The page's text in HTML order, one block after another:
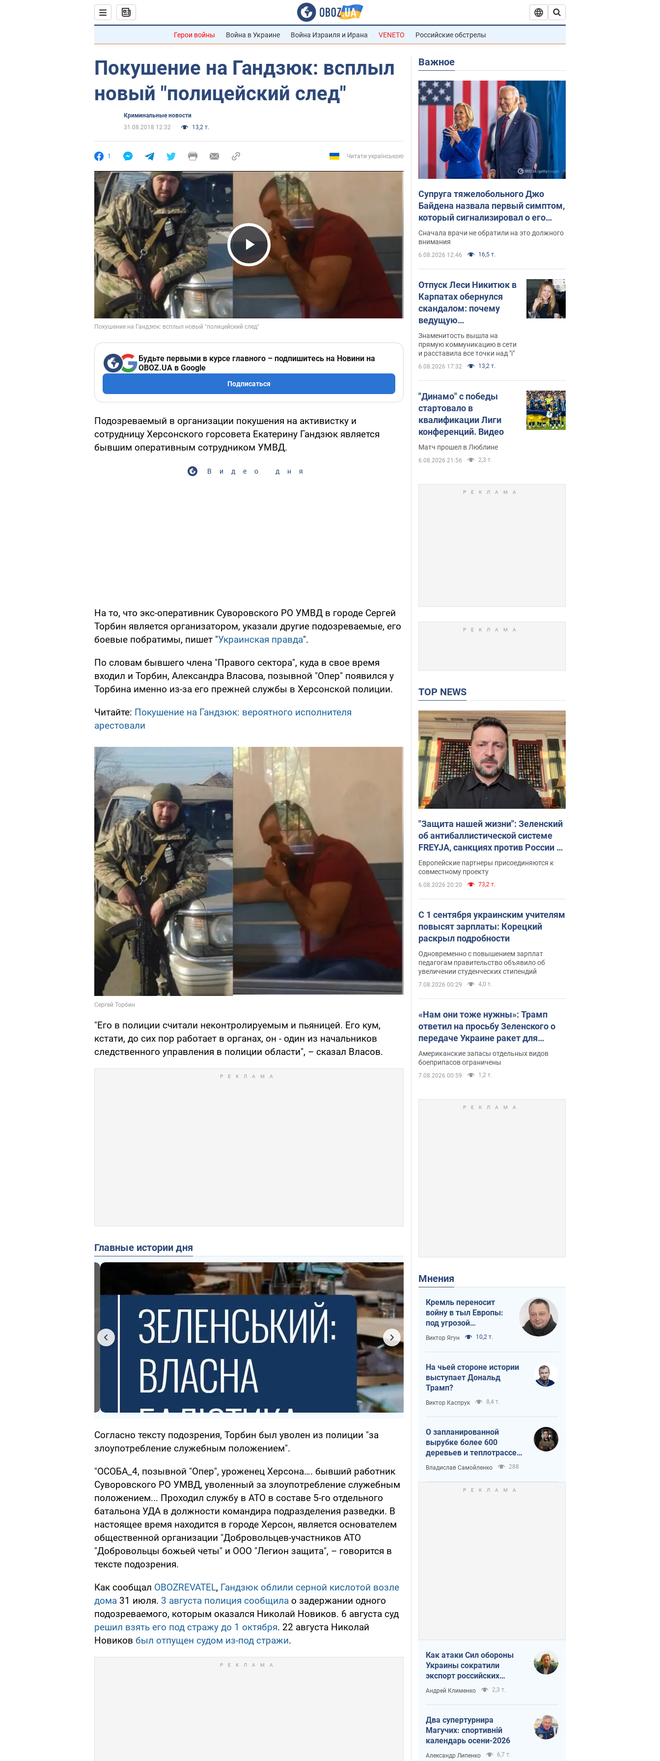
Герои войны Война в Украине Война Израиля и Ирана VENETO Российские обстрелы
Покушение на Гандзюк: всплыл
новый "полицейский след"
Криминальные новости
31.08.2018 12:32
13,2 т.
1 Читати українською
Play Video
Будьте первыми в курсе главного – подпишитесь на Новини на
OBOZ.UA в Google
Подписаться
Подозреваемый в организации покушения на активистку и
сотрудницу Херсонского горсовета Екатерину Гандзюк является
бывшим оперативным сотрудником УМВД.
Видео дня
На то, что экс-оперативник Суворовского РО УМВД в городе Сергей
Торбин является организатором, указали другие подозреваемые, его
боевые побратимы, пишет "Украинская правда".
По словам бывшего члена "Правого сектора", куда в свое время
входил и Торбин, Александра Власова, позывной "Опер" появился у
Торбина именно из-за его прежней службы в Херсонской полиции.
Читайте: Покушение на Гандзюк: вероятного исполнителя
арестовали
"Его в полиции считали неконтролируемым и пьяницей. Его кум,
кстати, до сих пор работает в органах, он - один из начальников
следственного управления в полиции области", – сказал Власов.
Главные истории дня
Согласно тексту подозрения, Торбин был уволен из полиции "за
злоупотребление служебным положением".
"ОСОБА_4, позывной "Опер", уроженец Херсона…. бывший работник
Суворовского РО УМВД, уволенный за злоупотребление служебным
положением... Проходил службу в АТО в составе 5-го отдельного
батальона УДА в должности командира подразделения разведки. В
настоящее время находится в городе Херсон, является основателем
общественной организации "Добровольцев-участников АТО
"Добровольцы божьей четы" и ООО "Легион защита", – говорится в
тексте подозрения.
Как сообщал OBOZREVATEL, Гандзюк облили серной кислотой возле
дома 31 июля. 3 августа полиция сообщила о задержании одного
подозреваемого, которым оказался Николай Новиков. 6 августа суд
решил взять его под стражу до 1 октября. 22 августа Николай
Новиков был отпущен судом из-под стражи.
Важное
Супруга тяжелобольного Джо
Байдена назвала первый симптом,
который сигнализировал о его
"агрессивном" раке
Сначала врачи не обратили на это должного
внимания
6.08.2026 12:46 16,5 т.
Отпуск Леси Никитюк в
Карпатах обернулся
скандалом: почему
ведущую
несправедливо
захейтили
Знаменитость вышла на
прямую коммуникацию в сети
и расставила все точки над "i"
6.08.2026 17:32 13,2 т.
"Динамо" с победы
стартовало в
квалификации Лиги
конференций. Видео
Матч прошел в Люблине
6.08.2026 21:56 2,3 т.
TOP NEWS
"Защита нашей жизни": Зеленский
об антибаллистической системе
FREYJA, санкциях против России и
поддержке аграриев. Видео
Европейские партнеры присоединяются к
совместному проекту
6.08.2026 20:20 73,2 т.
С 1 сентября украинским учителям
повысят зарплаты: Корецкий
раскрыл подробности
Одновременно с повышением зарплат
педагогам правительство объявило об
увеличении студенческих стипендий
7.08.2026 00:29 4,0 т.
«Нам они тоже нужны»: Трамп
ответил на просьбу Зеленского о
передаче Украине ракет для
Patriot
Американские запасы отдельных видов
боеприпасов ограничены
7.08.2026 00:59 1,2 т.
Мнения
Кремль переносит
войну в тыл Европы:
под угрозой
критическая
логистика
Виктор Ягун 10,2 т.
На чьей стороне истории
выступает Дональд
Трамп?
Виктор Каспрук 8,4 т.
О запланированной
вырубке более 600
деревьев и теплотрассе:
что происходит на
Теремках в Киеве
Владислав Самойленко 288
Как атаки Сил обороны
Украины сократили
экспорт российских
нефтепродуктов
Андрей Клименко 2,3 т.
Два супертурнира
Магучих: спортивній
календарь осени-2026
Александр Липенко 6,7 т.